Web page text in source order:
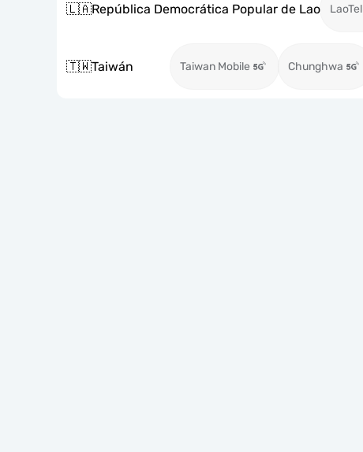
🇱🇦República Democrática Popular de Lao LaoTel
🇹🇼Taiwán Taiwan Mobile Chunghwa